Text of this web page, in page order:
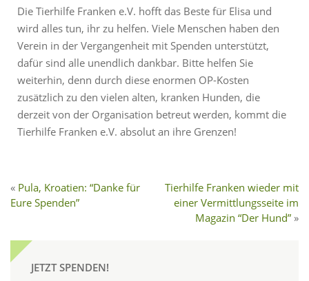
Die Tierhilfe Franken e.V. hofft das Beste für Elisa und
wird alles tun, ihr zu helfen. Viele Menschen haben den
Verein in der Vergangenheit mit Spenden unterstützt,
dafür sind alle unendlich dankbar. Bitte helfen Sie
weiterhin, denn durch diese enormen OP-Kosten
zusätzlich zu den vielen alten, kranken Hunden, die
derzeit von der Organisation betreut werden, kommt die
Tierhilfe Franken e.V. absolut an ihre Grenzen!
Pula, Kroatien: “Danke für
Eure Spenden”
Tierhilfe Franken wieder mit
einer Vermittlungsseite im
Magazin “Der Hund”
JETZT SPENDEN!